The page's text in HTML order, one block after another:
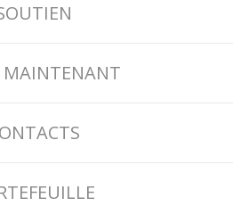
MAINTENANT